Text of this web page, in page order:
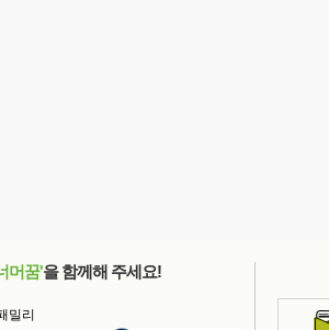
머꿈'을 함께해 주세요!
밀리